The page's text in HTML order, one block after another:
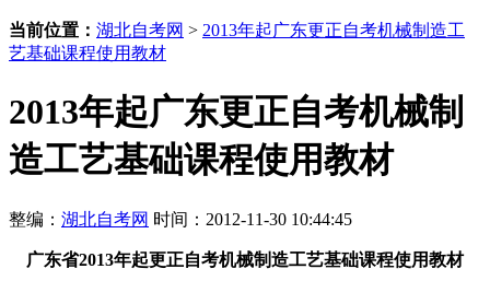
当前位置： 湖北自考网 > 2013年起广东更正自考机械制造工
艺基础课程使用教材
2013年起广东更正自考机械制
造工艺基础课程使用教材
整编： 湖北自考网 时间：2012-11-30 10:44:45
广东省2013年起更正自考机械制造工艺基础课程使用教材